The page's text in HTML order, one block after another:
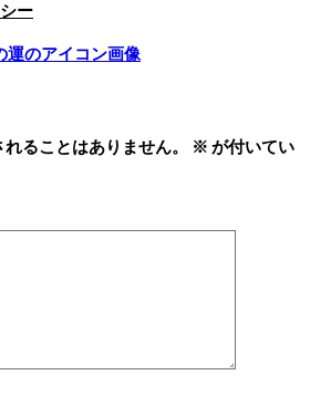
ー
ることはありません。 ※ が付いてい